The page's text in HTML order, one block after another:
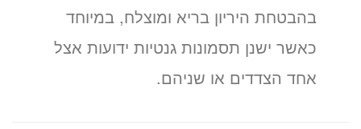
בהבטחת היריון בריא ומוצלח, במיוחד
כאשר ישנן תסמונות גנטיות ידועות אצל
אחד הצדדים או שניהם.